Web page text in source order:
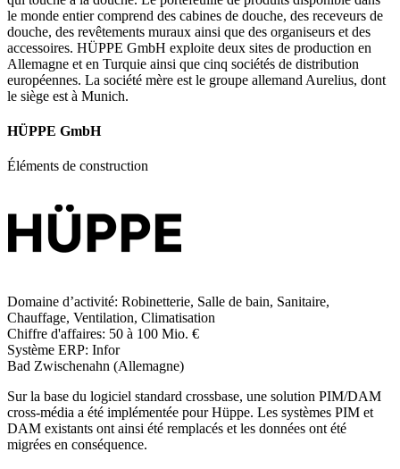
le monde entier comprend des cabines de douche, des receveurs de
douche, des revêtements muraux ainsi que des organiseurs et des
accessoires. HÜPPE GmbH exploite deux sites de production en
Allemagne et en Turquie ainsi que cinq sociétés de distribution
européennes. La société mère est le groupe allemand Aurelius, dont
le siège est à Munich.
HÜPPE GmbH
Éléments de construction
Domaine d’activité: Robinetterie, Salle de bain, Sanitaire,
Chauffage, Ventilation, Climatisation
Chiffre d'affaires: 50 à 100 Mio. €
Système ERP: Infor
Bad Zwischenahn (Allemagne)
Sur la base du logiciel standard crossbase, une solution PIM/DAM
cross-média a été implémentée pour Hüppe. Les systèmes PIM et
DAM existants ont ainsi été remplacés et les données ont été
migrées en conséquence.